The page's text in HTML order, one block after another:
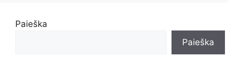
Paieška
Paieška